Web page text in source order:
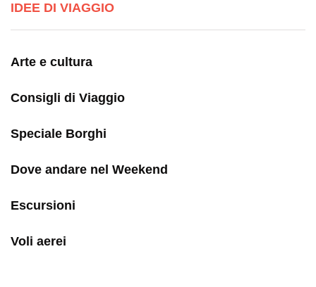
IDEE DI VIAGGIO
Arte e cultura
Consigli di Viaggio
Speciale Borghi
Dove andare nel Weekend
Escursioni
Voli aerei